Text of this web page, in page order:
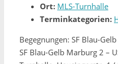
Ort: MLS-Turnhalle
Terminkategorien:
Begegnungen: SF Blau-
SF Blau-Gelb Marburg 2 –